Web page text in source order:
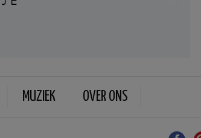
MUZIEK OVER ONS